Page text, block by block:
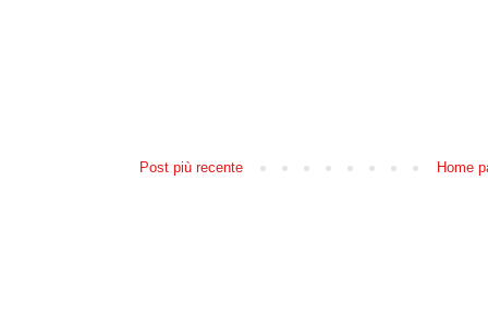
Post più recente Home